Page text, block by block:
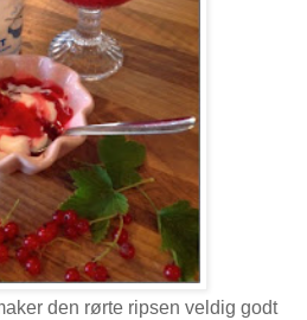
den rørte ripsen veldig godt